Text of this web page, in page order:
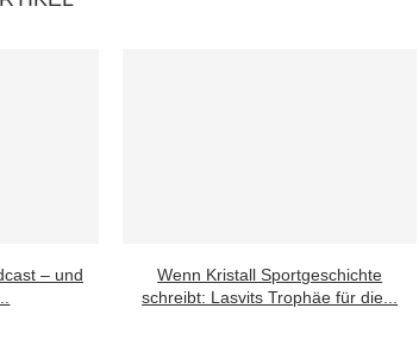
– und
Wenn Kristall Sportgeschichte
schreibt: Lasvits Trophäe für die...